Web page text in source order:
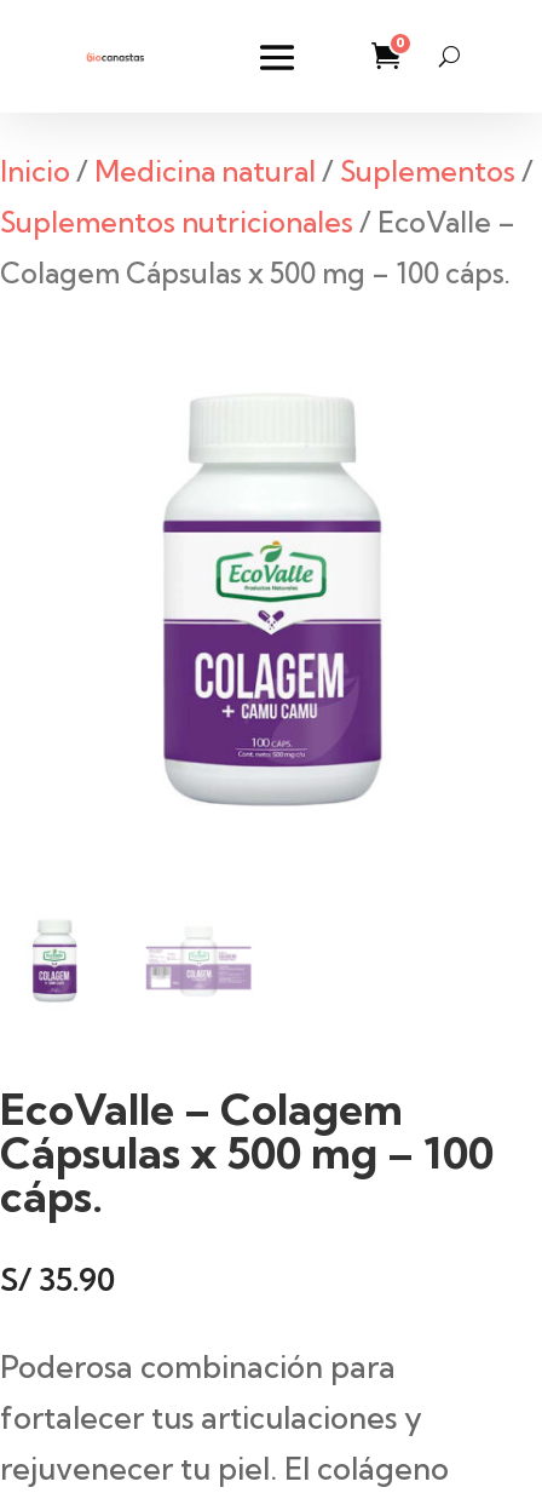
0
Inicio / Medicina natural / Suplementos /
Suplementos nutricionales / EcoValle –
Colagem Cápsulas x 500 mg – 100 cáps.
EcoValle – Colagem
Cápsulas x 500 mg – 100
cáps.
S/ 35.90
Poderosa combinación para
fortalecer tus articulaciones y
rejuvenecer tu piel. El colágeno